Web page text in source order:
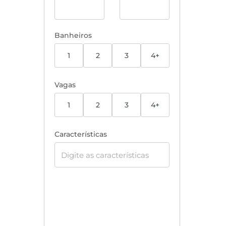
Banheiros
1 2 3 4+
Vagas
1 2 3 4+
Características